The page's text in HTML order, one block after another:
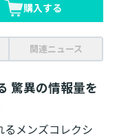
購入する
関連ニュース
驚異の情報量を
メンズコレクシ